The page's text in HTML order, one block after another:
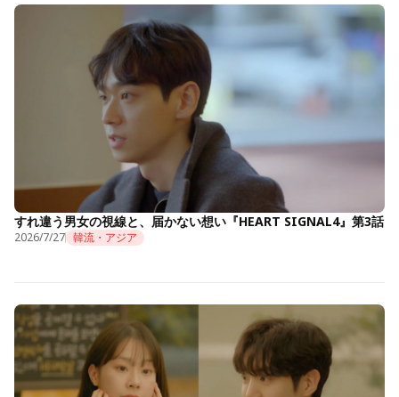
すれ違う男女の視線と、届かない想い『HEART SIGNAL4』第3話
2026/7/27 韓流・アジア